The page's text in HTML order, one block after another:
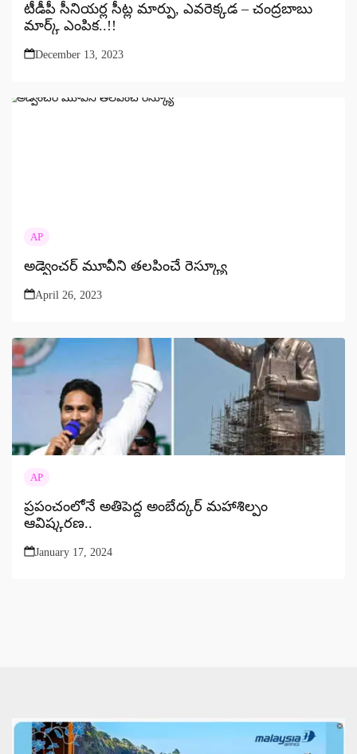
టీడీపీ సీనియర్ల సీట్ల మార్పు, ఎవరెక్కడ – చంద్రబాబు
మార్క్ ఎంపిక..!!
December 13, 2023
AP
అడ్వెంచర్ మూవీని తలపించే రెస్క్యూ
April 26, 2023
AP
ప్రపంచంలోనే అతిపెద్ద అంబేద్కర్ మహాశిల్పం
ఆవిష్కరణ..
January 17, 2024